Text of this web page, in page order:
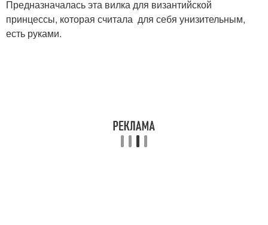
Предназначалась эта вилка для византийской
принцессы, которая считала для себя унизительным,
есть руками.